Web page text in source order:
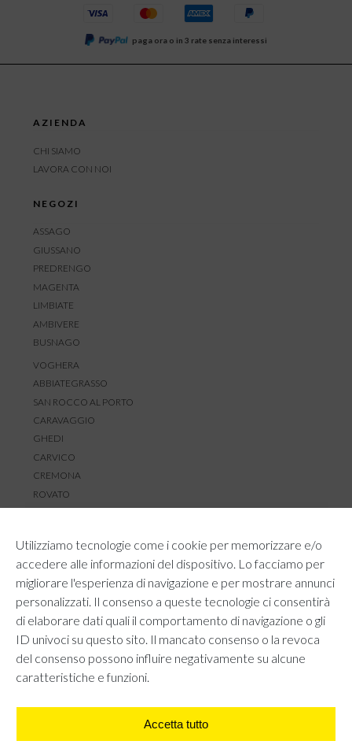
Utilizziamo tecnologie come i cookie per memorizzare e/o
accedere alle informazioni del dispositivo. Lo facciamo per
migliorare l'esperienza di navigazione e per mostrare annunci
personalizzati. Il consenso a queste tecnologie ci consentirà
di elaborare dati quali il comportamento di navigazione o gli
ID univoci su questo sito. Il mancato consenso o la revoca
del consenso possono influire negativamente su alcune
caratteristiche e funzioni.
Accetta tutto
paga ora o in 3 rate senza interessi
AZIENDA
CHI SIAMO
LAVORA CON NOI
NEGOZI
ASSAGO
GIUSSANO
PREDRENGO
MAGENTA
LIMBIATE
AMBIVERE
BUSNAGO
VOGHERA
ABBIATEGRASSO
SAN ROCCO AL PORTO
CARAVAGGIO
GHEDI
CARVICO
CREMONA
ROVATO
RESI E RIMBORSI
REGOLAMENTO LOYALTY
CONTATTACI
PRIVACY POLICY COOKIE POLICY